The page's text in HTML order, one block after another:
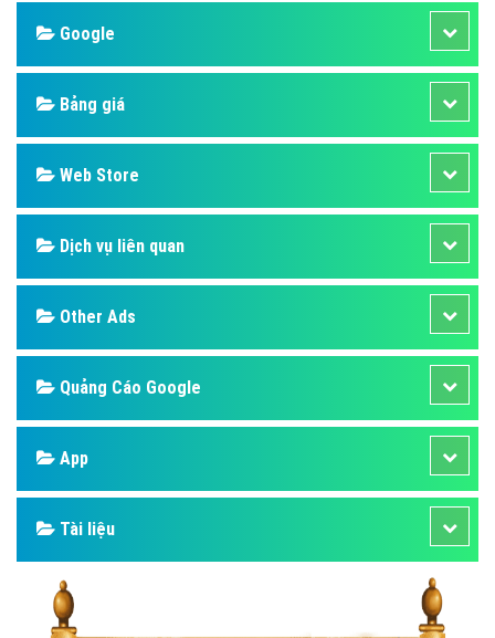
Google
Bảng giá
Web Store
Dịch vụ liên quan
Other Ads
Quảng Cáo Google
App
Tài liệu